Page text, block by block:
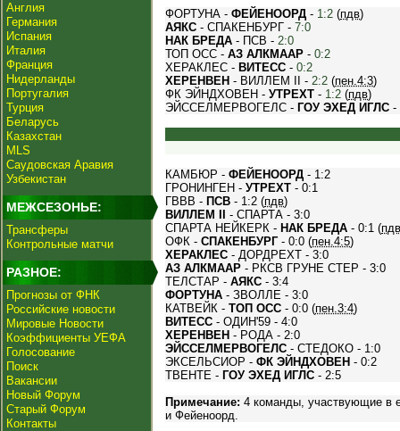
Англия
Германия
Испания
Италия
Франция
Нидерланды
Португалия
Турция
Беларусь
Казахстан
MLS
Саудовская Аравия
Узбекистан
МЕЖСЕЗОНЬЕ:
Трансферы
Контрольные матчи
РАЗНОЕ:
Прогнозы от ФНК
Российские новости
Мировые Новости
Коэффициенты УЕФА
Голосование
Поиск
Вакансии
Новый Форум
Старый Форум
Контакты
ФОРТУНА - ФЕЙЕНООРД - 1:2 (пдв)
АЯКС - СПАКЕНБУРГ - 7:0
НАК БРЕДА - ПСВ - 2:0
ТОП ОСС - АЗ АЛКМААР - 0:2
ХЕРАКЛЕС - ВИТЕСС - 0:2
ХЕРЕНВЕН - ВИЛЛЕМ II - 2:2 (пен.4:3)
ФК ЭЙНДХОВЕН - УТРЕХТ - 1:2 (пдв)
ЭЙССЕЛМЕРВОГЕЛС - ГОУ ЭХЕД ИГЛС -
КАМБЮР - ФЕЙЕНООРД - 1:2
ГРОНИНГЕН - УТРЕХТ - 0:1
ГВВВ - ПСВ - 1:2 (пдв)
ВИЛЛЕМ II
- СПАРТА - 3:0
СПАРТА НЕЙКЕРК - НАК БРЕДА - 0:1 (пдв
ОФК - СПАКЕНБУРГ- 0:0 (пен.4:5)
ХЕРАКЛЕС - ДОРДРЕХТ - 3:0
АЗ АЛКМААР - РКСВ ГРУНЕ СТЕР - 3:0
ТЕЛСТАР - АЯКС - 3:4
ФОРТУНА - ЗВОЛЛЕ - 3:0
КАТВЕЙК - ТОП ОСС - 0:0 (пен.3:4)
ВИТЕСС - ОДИН'59 - 4:0
ХЕРЕНВЕН - РОДА - 2:0
ЭЙССЕЛМЕРВОГЕЛС - СТЕДОКО - 1:0
ЭКСЕЛЬСИОР - ФК ЭЙНДХОВЕН - 0:2
ТВЕНТЕ - ГОУ ЭХЕД ИГЛС - 2:5
Примечание: 4 команды, участвующие в
и Фейеноорд.